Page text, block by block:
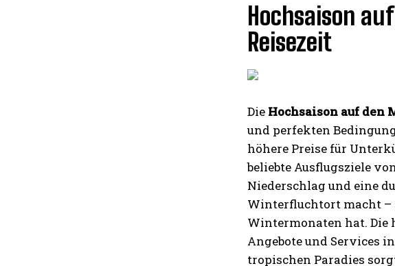
Hochsaison
Reisezeit
Die Hochsaison auf den
und perfekten
höhere Preise für
beliebte Ausflugsziele
Niederschlag und eine
Winterfluchtort macht –
Wintermonaten hat.
Angebote und Services
tropischen Paradies